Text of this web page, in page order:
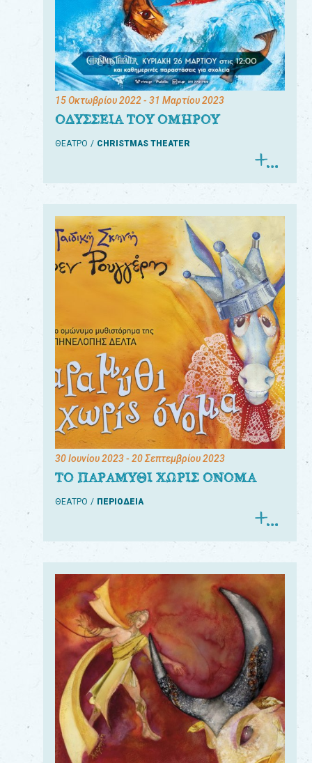
15 Οκτωβρίου 2022- 31 Μαρτίου 2023
ΟΔΥΣΣΕΙΑ ΤΟΥ ΟΜΗΡΟΥ
ΘΕΑΤΡΟ CHRISTMAS THEATER
30 Ιουνίου 2023- 20 Σεπτεμβρίου 2023
ΤΟ ΠΑΡΑΜΥΘΙ ΧΩΡΙΣ ΟΝΟΜΑ
ΘΕΑΤΡΟ ΠΕΡΙΟΔΕΙΑ